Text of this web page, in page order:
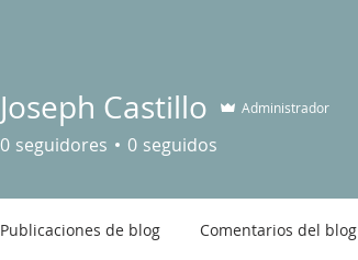
Joseph Castillo Administrador
0 seguidores 0 seguidos
Publicaciones de blog Comentarios del blog